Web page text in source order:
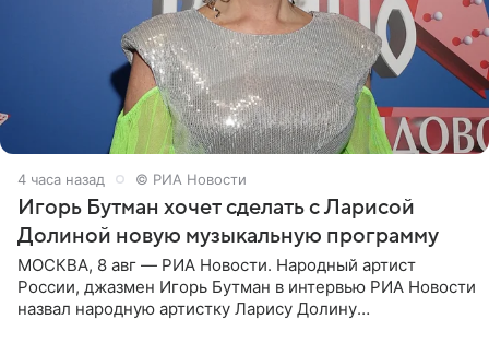
4 часа назад © РИА Новости
Игорь Бутман хочет сделать с Ларисой
Долиной новую музыкальную программу
МОСКВА, 8 авг — РИА Новости. Народный артист
России, джазмен Игорь Бутман в интервью РИА Новости
назвал народную артистку Ларису Долину